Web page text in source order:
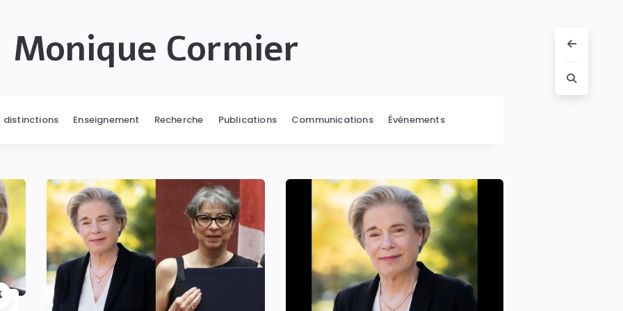
Monique Cormier
distinctions Enseignement Recherche Publications Communications Événements